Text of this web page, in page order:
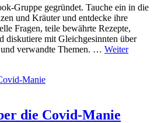
Gruppe gegründet. Tauche ein in die
und Kräuter und entdecke ihre
Fragen, teile bewährte Rezepte,
diskutiere mit Gleichgesinnten über
verwandte Themen. … Weiter
die Covid-Manie